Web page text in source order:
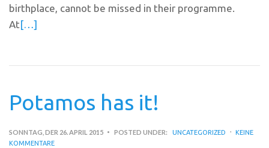
birthplace, cannot be missed in their programme.
At[…]
Potamos has it!
SONNTAG, DER 26. APRIL 2015 POSTED UNDER: UNCATEGORIZED
KEINE
KOMMENTARE